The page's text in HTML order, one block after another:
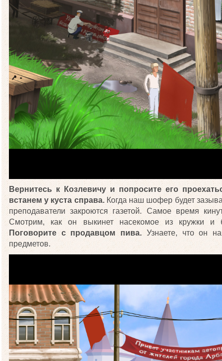
Вернитесь к Козлевичу и попросите его
встанем у куста справа.Когда наш шофер будет
преподаватели закроются газетой. Самое время
Смотрим, как он выкинет насекомое из кружки и
Поговорите с продавцом пива. Узнаете, что он
предметов.